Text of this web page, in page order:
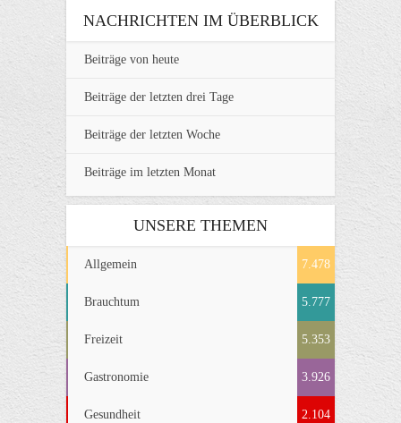
NACHRICHTEN IM ÜBERBLICK
Beiträge von heute
Beiträge der letzten drei Tage
Beiträge der letzten Woche
Beiträge im letzten Monat
UNSERE THEMEN
Allgemein 7.478
Brauchtum 5.777
Freizeit 5.353
Gastronomie 3.926
Gesundheit 2.104